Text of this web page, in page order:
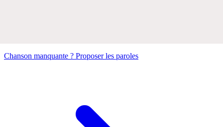
Chanson manquante ? Proposer les paroles